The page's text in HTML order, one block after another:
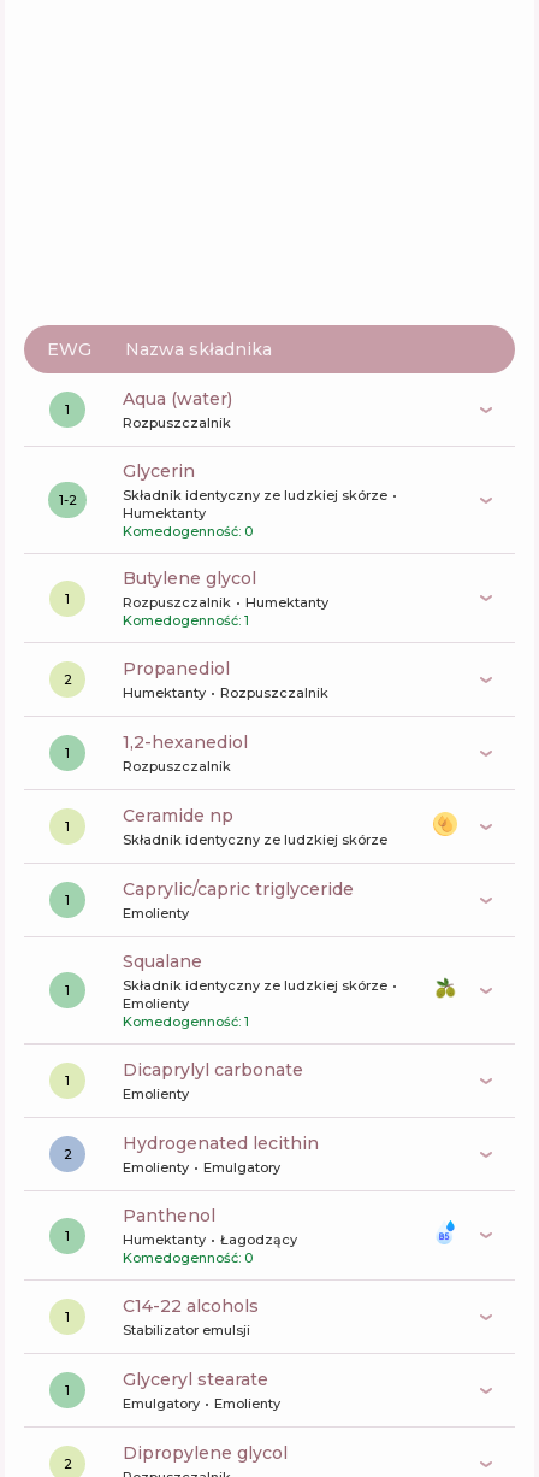
EWG Nazwa składnika
1 aqua (water)
Rozpuszczalnik
1-2
glycerin
Składnik identyczny ze ludzkiej skórze
Humektanty
Komedogenność: 0
1
butylene glycol
Rozpuszczalnik
Humektanty
Komedogenność: 1
2 propanediol
Humektanty Rozpuszczalnik
1 1,2-hexanediol
Rozpuszczalnik
1 ceramide np
Składnik identyczny ze ludzkiej skórze
1 caprylic/capric triglyceride
Emolienty
1
squalane
Składnik identyczny ze ludzkiej skórze
Emolienty
Komedogenność: 1
1 dicaprylyl carbonate
Emolienty
2 hydrogenated lecithin
Emolienty Emulgatory
1
panthenol
Humektanty
Łagodzący
Komedogenność: 0
1 c14-22 alcohols
Stabilizator emulsji
1 glyceryl stearate
Emulgatory Emolienty
2 dipropylene glycol